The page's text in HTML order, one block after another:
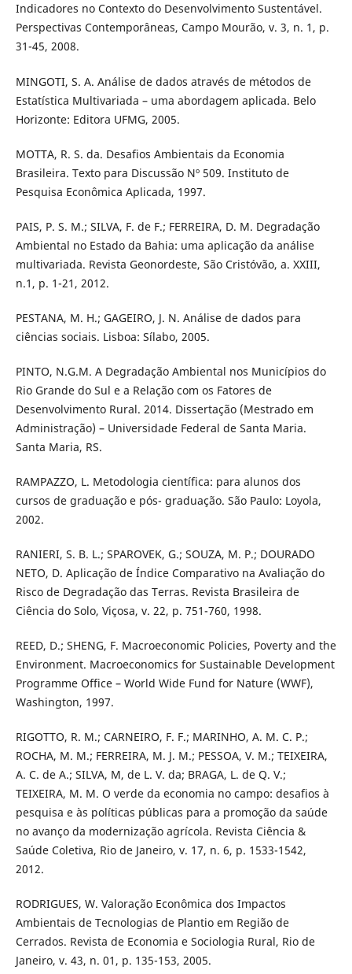
Indicadores no Contexto do Desenvolvimento Sustentável.
Perspectivas Contemporâneas, Campo Mourão, v. 3, n. 1, p.
31-45, 2008.
MINGOTI, S. A. Análise de dados através de métodos de
Estatística Multivariada – uma abordagem aplicada. Belo
Horizonte: Editora UFMG, 2005.
MOTTA, R. S. da. Desafios Ambientais da Economia
Brasileira. Texto para Discussão Nº 509. Instituto de
Pesquisa Econômica Aplicada, 1997.
PAIS, P. S. M.; SILVA, F. de F.; FERREIRA, D. M. Degradação
Ambiental no Estado da Bahia: uma aplicação da análise
multivariada. Revista Geonordeste, São Cristóvão, a. XXIII,
n.1, p. 1-21, 2012.
PESTANA, M. H.; GAGEIRO, J. N. Análise de dados para
ciências sociais. Lisboa: Sílabo, 2005.
PINTO, N.G.M. A Degradação Ambiental nos Municípios do
Rio Grande do Sul e a Relação com os Fatores de
Desenvolvimento Rural. 2014. Dissertação (Mestrado em
Administração) – Universidade Federal de Santa Maria.
Santa Maria, RS.
RAMPAZZO, L. Metodologia científica: para alunos dos
cursos de graduação e pós- graduação. São Paulo: Loyola,
2002.
RANIERI, S. B. L.; SPAROVEK, G.; SOUZA, M. P.; DOURADO
NETO, D. Aplicação de Índice Comparativo na Avaliação do
Risco de Degradação das Terras. Revista Brasileira de
Ciência do Solo, Viçosa, v. 22, p. 751-760, 1998.
REED, D.; SHENG, F. Macroeconomic Policies, Poverty and the
Environment. Macroeconomics for Sustainable Development
Programme Office – World Wide Fund for Nature (WWF),
Washington, 1997.
RIGOTTO, R. M.; CARNEIRO, F. F.; MARINHO, A. M. C. P.;
ROCHA, M. M.; FERREIRA, M. J. M.; PESSOA, V. M.; TEIXEIRA,
A. C. de A.; SILVA, M, de L. V. da; BRAGA, L. de Q. V.;
TEIXEIRA, M. M. O verde da economia no campo: desafios à
pesquisa e às políticas públicas para a promoção da saúde
no avanço da modernização agrícola. Revista Ciência &
Saúde Coletiva, Rio de Janeiro, v. 17, n. 6, p. 1533-1542,
2012.
RODRIGUES, W. Valoração Econômica dos Impactos
Ambientais de Tecnologias de Plantio em Região de
Cerrados. Revista de Economia e Sociologia Rural, Rio de
Janeiro, v. 43, n. 01, p. 135-153, 2005.